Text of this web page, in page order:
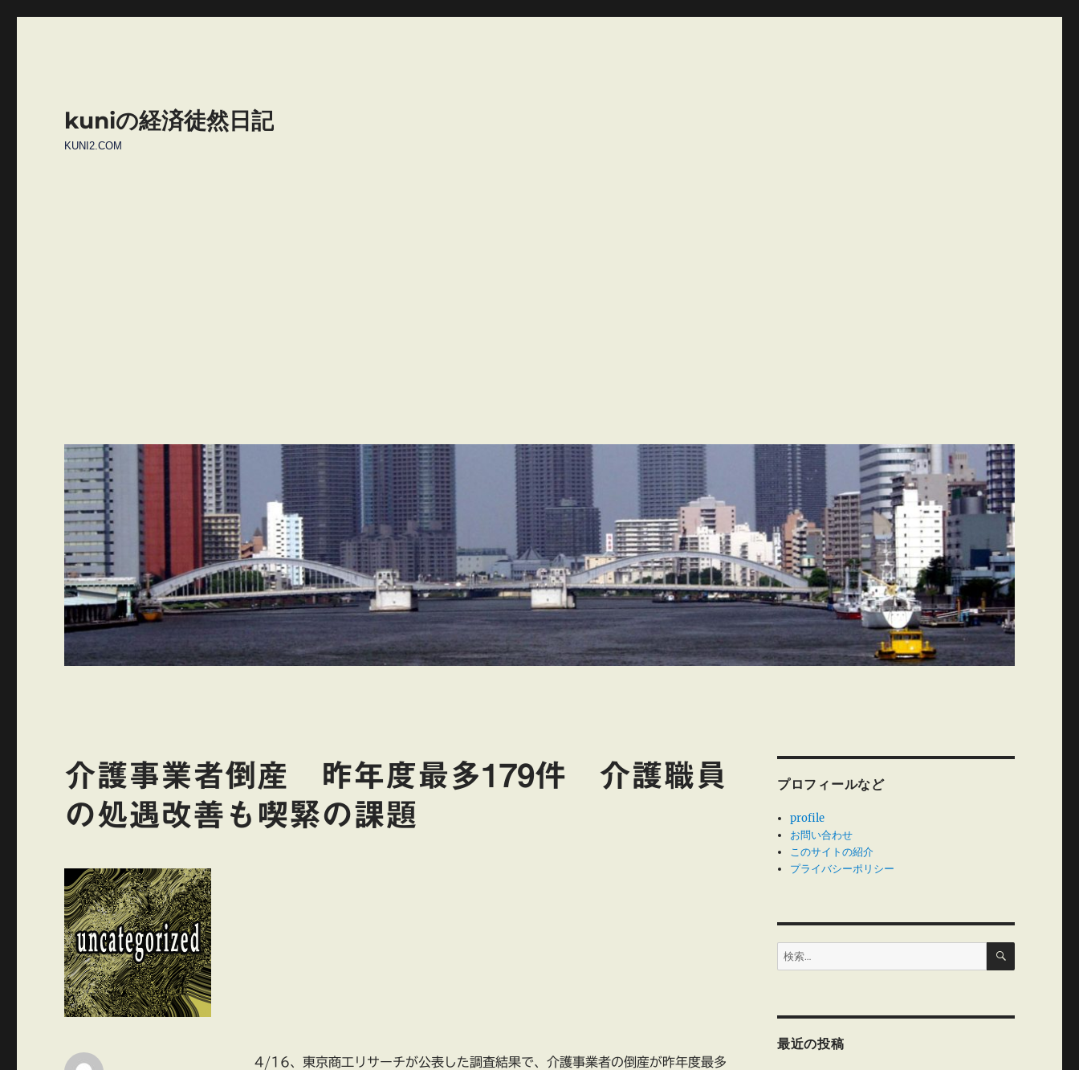
kuniの経済徒然日記
KUNI2.COM
介護事業者倒産 昨年度最多179件 介護職員
の処遇改善も喫緊の課題
4/16、東京商工リサーチが公表した調査結果で、介護事業者の倒産が昨年度最多
プロフィールなど
profile
お問い合わせ
このサイトの紹介
プライバシーポリシー
検
索:
検
最近の投稿